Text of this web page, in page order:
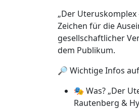
„Der
Zeichen für die
gesellschaftlicher
dem Publikum.
🔎 Wichtige Infos
🎭 Was? „Der
Rautenberg &